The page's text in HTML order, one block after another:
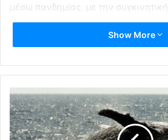
μέσω πανδημίας, με την
συγκεντρώσαμε 60 φιάλες αίματος!
απόλυτη τήρηση όλων των
μέτρων προστασίας για τον Covid –
Δίνουμε αίμα! Χαρίζουμε ζωή!”
Show More